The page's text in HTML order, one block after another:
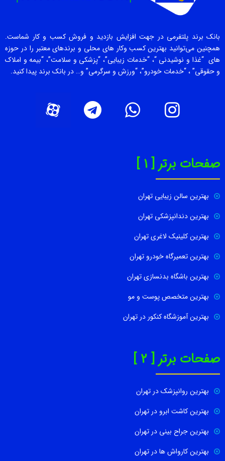
بانک برند پلتفرمی در جهت افزایش بازدید و فروش کسب و کار شماست.
همچنین می‌توانید بهترین کسب وکار های محلی و برندهای معتبر را در حوزه
های “غذا و نوشیدنی “، “خدمات زیبایی”، “پزشکی و سلامت”، “بیمه و املاک
و حقوقی” ، “خدمات خودرو”، “ورزش و سرگرمی” و… در بانک برند پیدا کنید.
صفحات برتر [ 1 ]
بهترین سالن زیبایی تهران
بهترین دندانپزشکی تهران
بهترین کلینیک لاغری تهران
بهترین تعمیرگاه خودرو تهران
بهترین باشگاه بدنسازی تهران
بهترین متخصص پوست و مو
بهترین آموزشگاه کنکور در تهران
صفحات برتر [ 2 ]
بهترین روانپزشک در تهران
بهترین کاشت ابرو در تهران
بهترین جراح بینی در تهران
بهترین کارواش ها در تهران